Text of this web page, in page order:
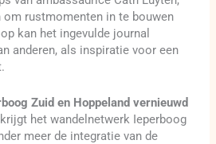
om rustmomenten in te bouwen
kan het ingevulde journal
anderen, als inspiratie voor een
Zuid en Hoppeland vernieuwd
het wandelnetwerk Ieperboog
meer de integratie van de